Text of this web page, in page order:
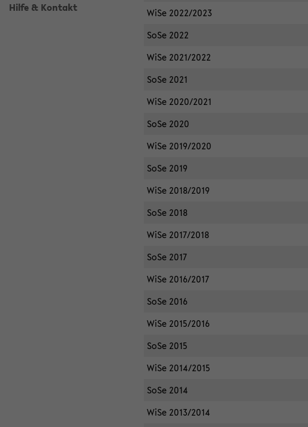
Hilfe & Kontakt
WiSe 2022/2023
SoSe 2022
WiSe 2021/2022
SoSe 2021
WiSe 2020/2021
SoSe 2020
WiSe 2019/2020
SoSe 2019
WiSe 2018/2019
SoSe 2018
WiSe 2017/2018
SoSe 2017
WiSe 2016/2017
SoSe 2016
WiSe 2015/2016
SoSe 2015
WiSe 2014/2015
SoSe 2014
WiSe 2013/2014